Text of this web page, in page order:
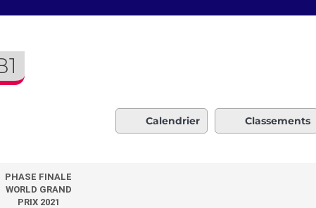
Calendrier Classements
PHASE FINALE
WORLD GRAND
PRIX 2021